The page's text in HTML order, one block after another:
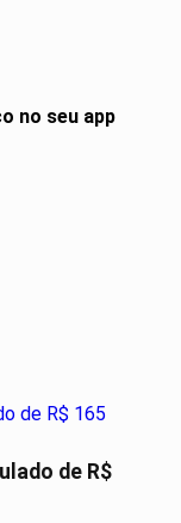
no seu app
de R$